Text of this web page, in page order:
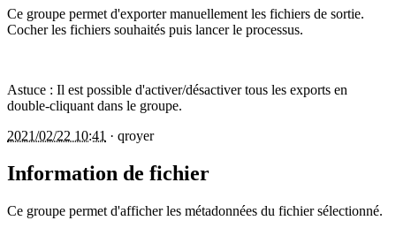
Ce groupe permet d'exporter manuellement les fichiers de sortie.
Cocher les fichiers souhaités puis lancer le processus.
Astuce : Il est possible d'activer/désactiver tous les exports en
double-cliquant dans le groupe.
2021/02/22 10:41 · qroyer
Information de fichier
Ce groupe permet d'afficher les métadonnées du fichier sélectionné.